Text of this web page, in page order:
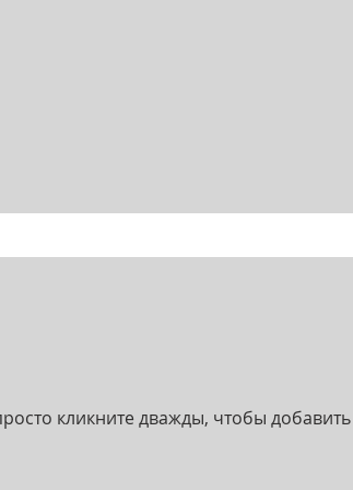
кликните дважды, чтобы